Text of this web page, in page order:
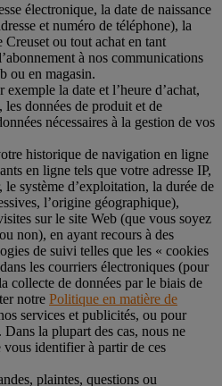
électronique, la date de naissance
et numéro de téléphone), la
ou tout achat en tant
à nos communications
ou en magasin.
exemple la date et l’heure d’achat,
données de produit et de
nécessaires à la gestion de vos
historique de navigation en ligne
en ligne tels que votre adresse IP,
système d’exploitation, la durée de
l’origine géographique),
sur le site Web (que vous soyez
non), en ayant recours à des
de suivi telles que les « cookies
les courriers électroniques (pour
collecte de données par le biais de
notre Politique en matière de
services et publicités, ou pour
la plupart des cas, nous ne
vous identifier à partir de ces
plaintes, questions ou